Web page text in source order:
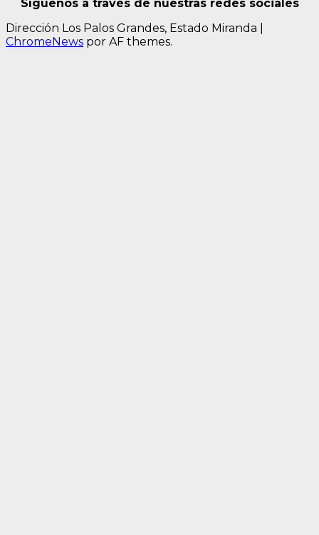
Síguenos a través de nuestras redes sociales
Dirección Los Palos Grandes, Estado Miranda
ChromeNews por AF themes.